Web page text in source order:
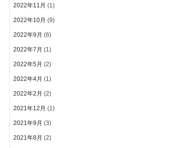
2022年11月 (1)
2022年10月 (9)
2022年9月 (6)
2022年7月 (1)
2022年5月 (2)
2022年4月 (1)
2022年2月 (2)
2021年12月 (1)
2021年9月 (3)
2021年8月 (2)